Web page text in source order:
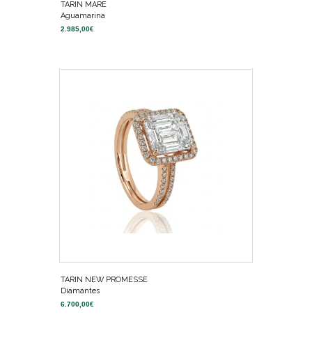
TARIN MARE
Aguamarina
2.985,00€
TARIN NEW PROMESSE
Diamantes
6.700,00€